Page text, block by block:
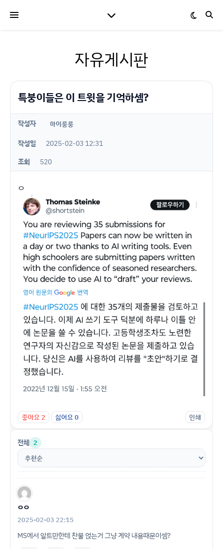
자유게시판
특붕이들은 이 트윗을 기억하셈?
작성자 하이룽룽
작성일
2025-02-03 12:31
조회
520
ㅇ
좋아요2 싫어요0 인쇄
전체 2
ㅇㅇ
2025-02-03 22:15
MS에서 알트만한테 찬물 얹는거 그냥 계약 내용때문이셈?